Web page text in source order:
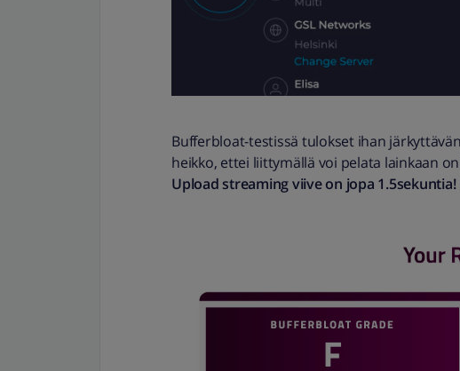
Bufferbloat-testissä tulokset ihan
heikko, ettei liittymällä voi pelata lainkaan
Upload streaming viive on jopa 1.5sekuntia!